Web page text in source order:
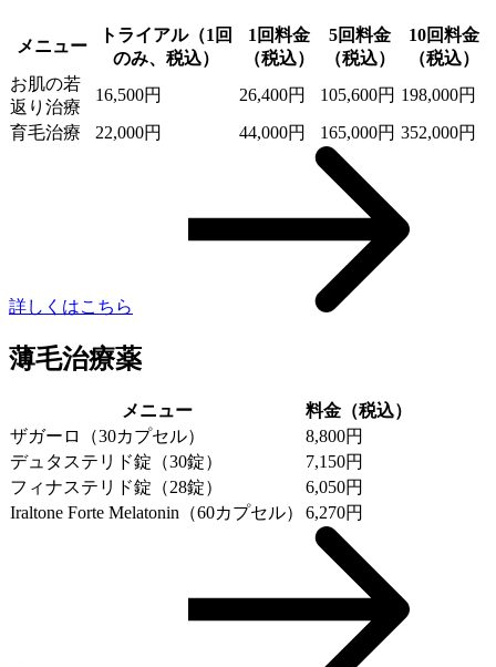
メニュー
トライアル（1回
のみ、税込）
1回料金
（税込）
5回料金
（税込）
10回料金
（税込）
お肌の若
返り治療
16,500円 26,400円 105,600円 198,000円
育毛治療
22,000円 44,000円 165,000円 352,000円
詳しくはこちら
薄毛治療薬
メニュー
料金（税込）
ザガーロ（30カプセル）
8,800円
デュタステリド錠（30錠）
7,150円
フィナステリド錠（28錠）
6,050円
Iraltone Forte Melatonin（60カプセル）
6,270円